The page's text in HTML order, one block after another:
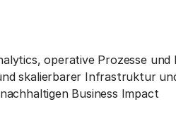
operative Prozesse und
skalierbarer Infrastruktur
Business Impact